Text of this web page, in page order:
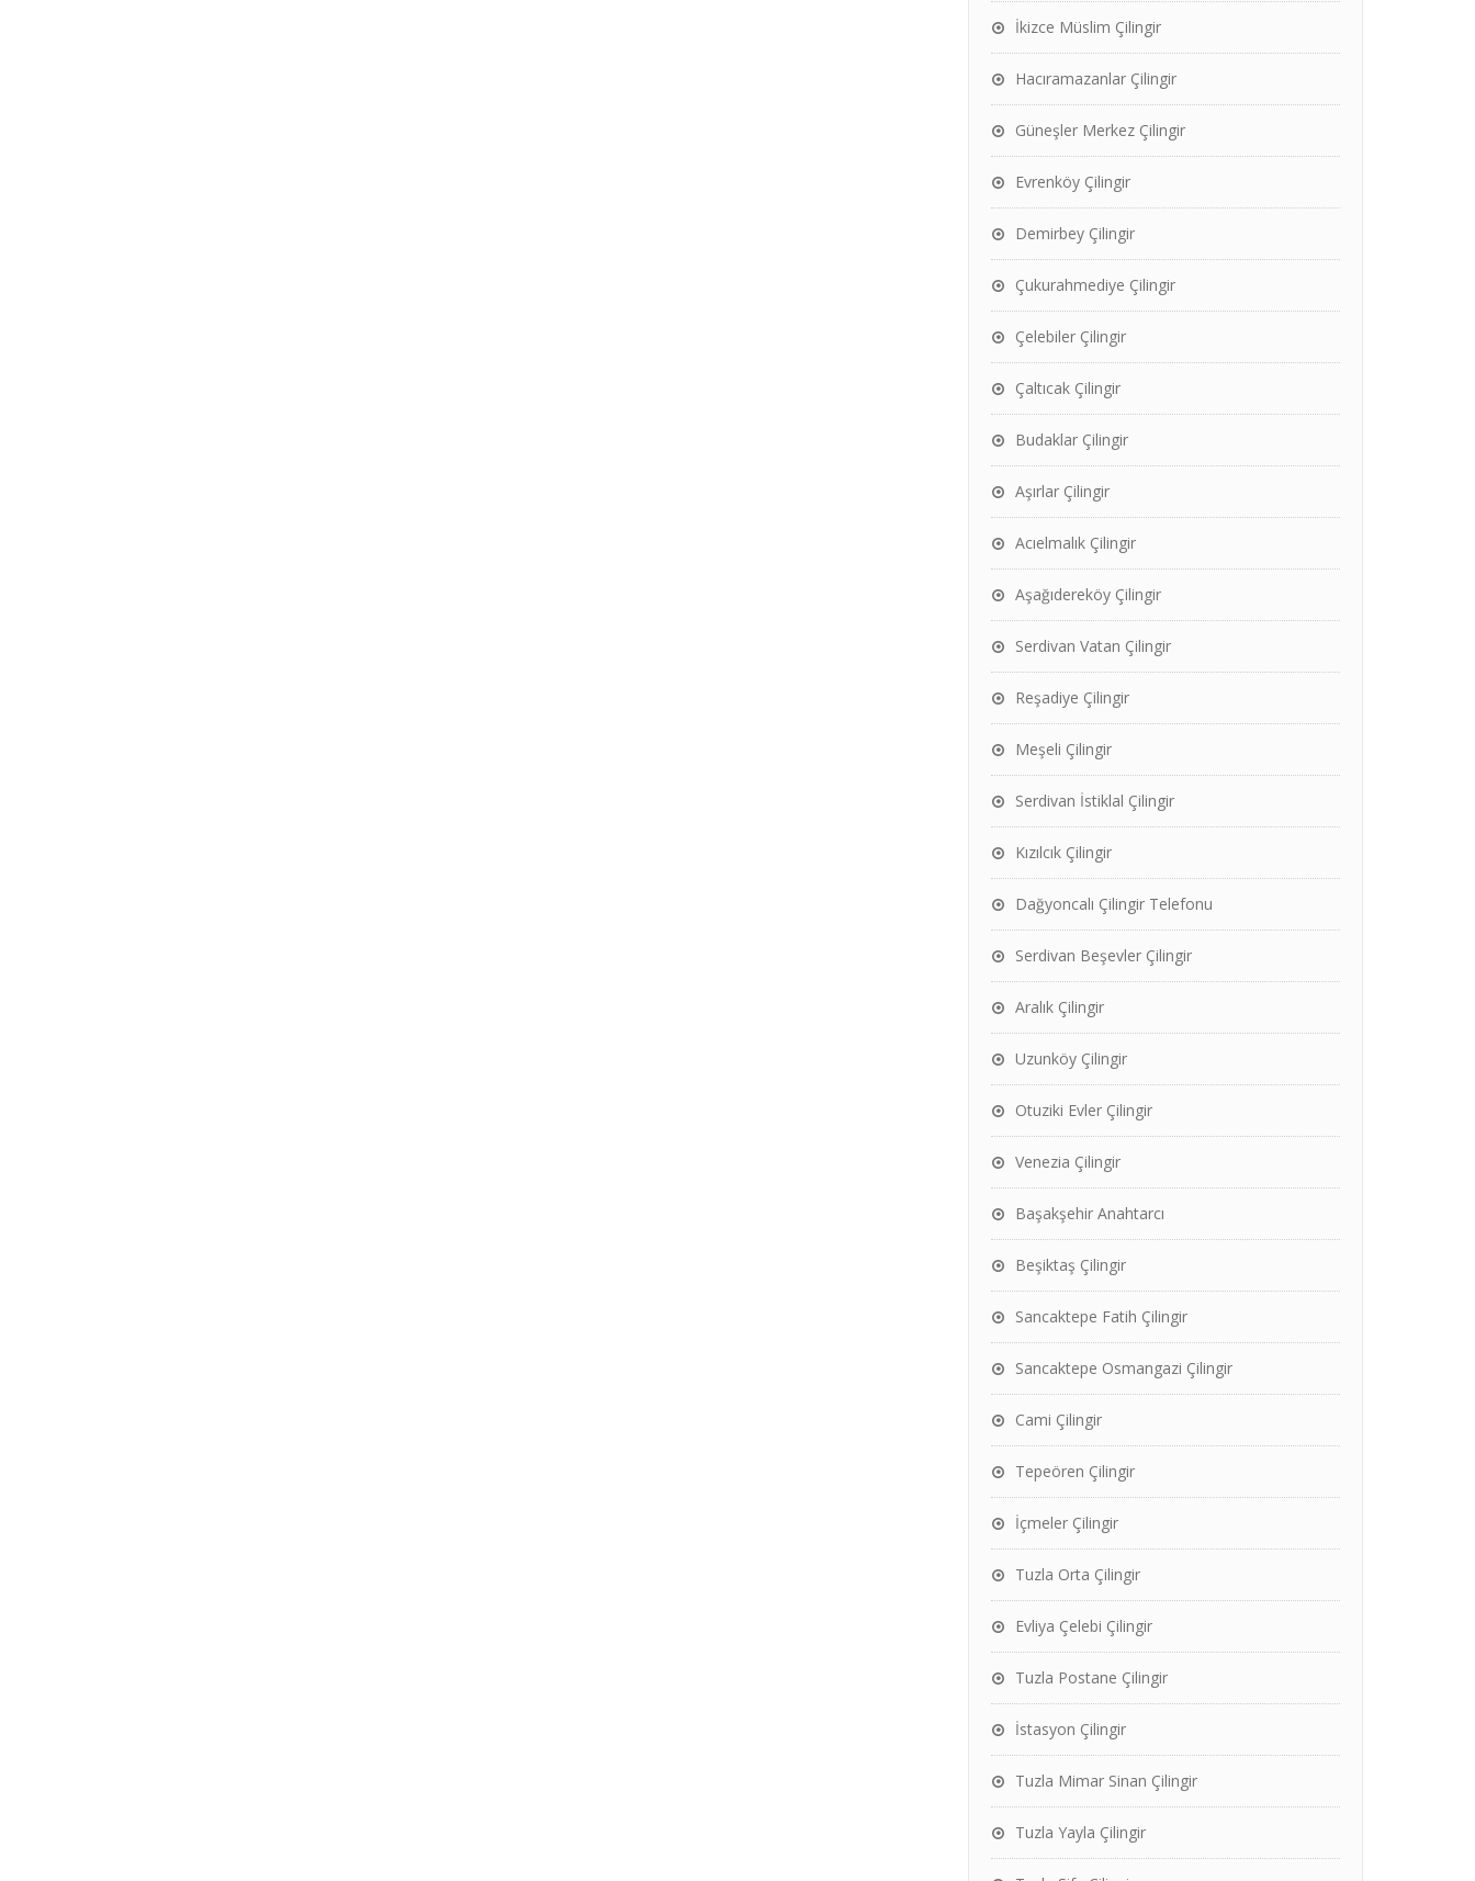
İkizce Müslim Çilingir
Hacıramazanlar Çilingir
Güneşler Merkez Çilingir
Evrenköy Çilingir
Demirbey Çilingir
Çukurahmediye Çilingir
Çelebiler Çilingir
Çaltıcak Çilingir
Budaklar Çilingir
Aşırlar Çilingir
Acıelmalık Çilingir
Aşağıdereköy Çilingir
Serdivan Vatan Çilingir
Reşadiye Çilingir
Meşeli Çilingir
Serdivan İstiklal Çilingir
Kızılcık Çilingir
Dağyoncalı Çilingir Telefonu
Serdivan Beşevler Çilingir
Aralık Çilingir
Uzunköy Çilingir
Otuziki Evler Çilingir
Venezia Çilingir
Başakşehir Anahtarcı
Beşiktaş Çilingir
Sancaktepe Fatih Çilingir
Sancaktepe Osmangazi Çilingir
Cami Çilingir
Tepeören Çilingir
İçmeler Çilingir
Tuzla Orta Çilingir
Evliya Çelebi Çilingir
Tuzla Postane Çilingir
İstasyon Çilingir
Tuzla Mimar Sinan Çilingir
Tuzla Yayla Çilingir